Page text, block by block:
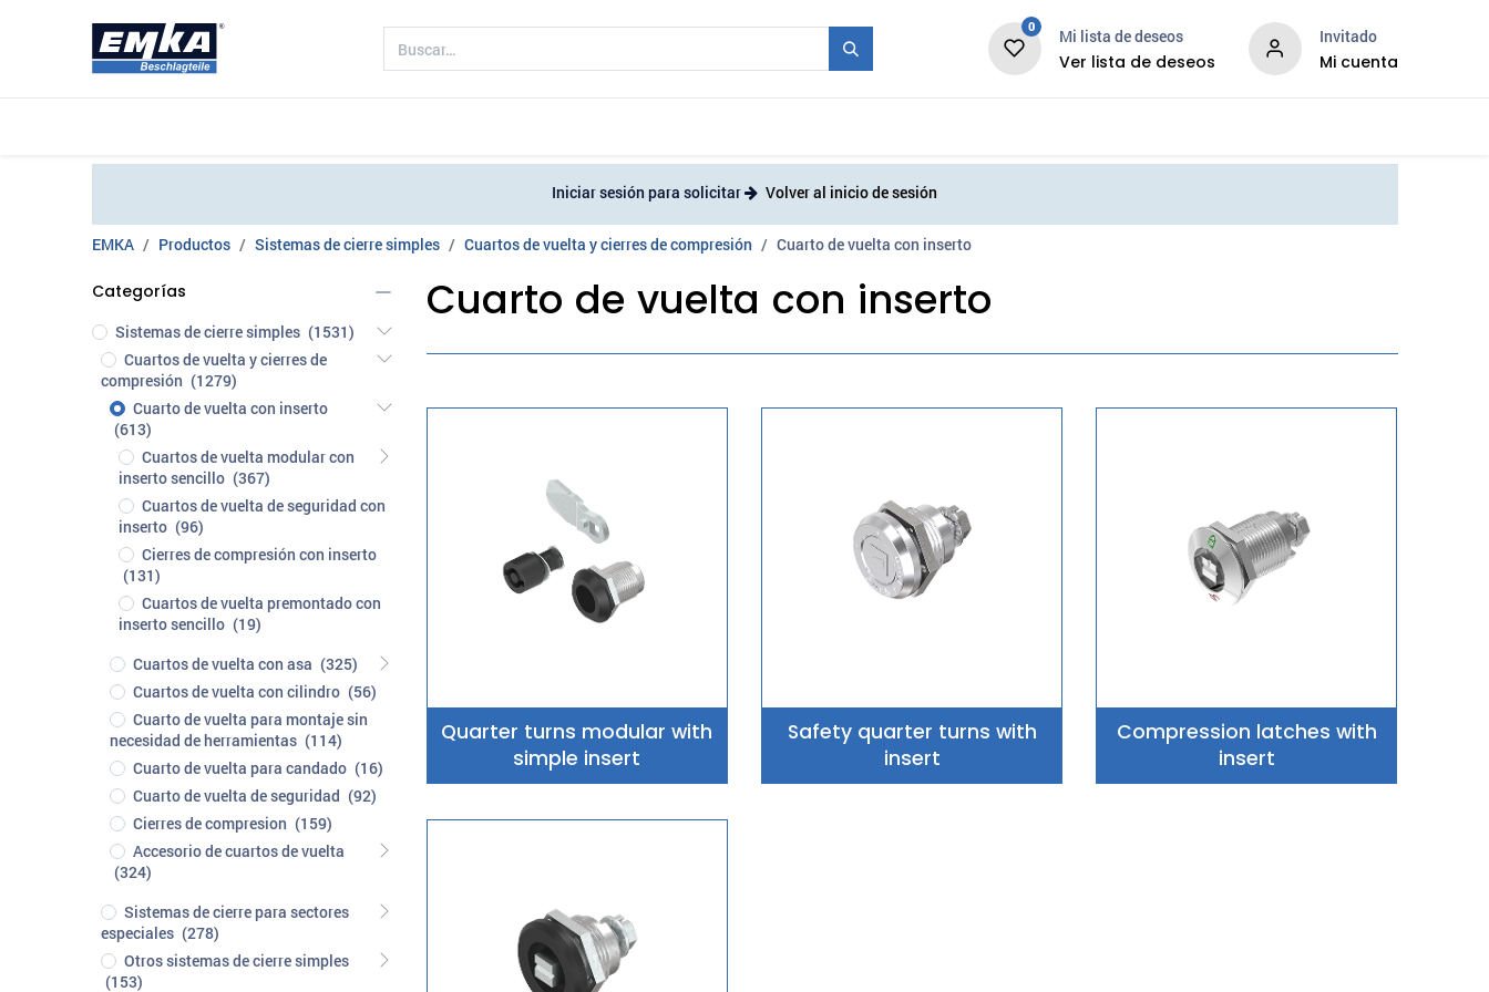
0 Mi lista de deseos
Ver lista de deseos
Invitado
Mi cuenta
Iniciar sesión para solicitar Volver al inicio de sesión
EMKA Productos Sistemas de cierre simples Cuartos de vuelta y cierres de compresión Cuarto de vuelta con inserto
Categorías
Sistemas de cierre simples (1531)
Cuartos de vuelta y cierres de
compresión (1279)
Cuarto de vuelta con inserto
(613)
Cuartos de vuelta modular con
inserto sencillo (367)
Cuartos de vuelta de seguridad con
inserto (96)
Cierres de compresión con inserto
(131)
Cuartos de vuelta premontado con
inserto sencillo (19)
Cuartos de vuelta con asa (325)
Cuartos de vuelta con cilindro (56)
Cuarto de vuelta para montaje sin
necesidad de herramientas (114)
Cuarto de vuelta para candado (16)
Cuarto de vuelta de seguridad (92)
Cierres de compresion (159)
Accesorio de cuartos de vuelta
(324)
Sistemas de cierre para sectores
especiales (278)
Otros sistemas de cierre simples
(153)
Cuarto de vuelta con inserto
Quarter turns modular with
simple insert
Safety quarter turns with
insert
Compression latches with
insert